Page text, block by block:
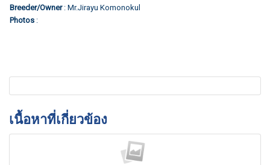
Breeder/Owner : Mr.Jirayu Komonokul
Photos :
เนื้อหาที่เกี่ยวข้อง